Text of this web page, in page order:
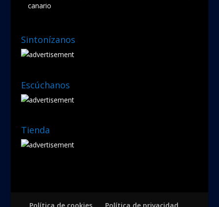
canario
Sintonízanos
Escúchanos
Tienda